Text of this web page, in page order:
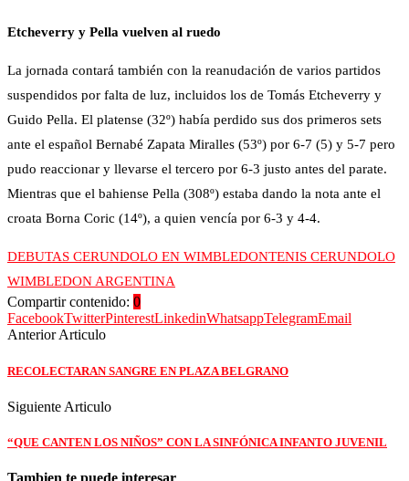
Etcheverry y Pella vuelven al ruedo
La jornada contará también con la reanudación de varios partidos
suspendidos por falta de luz, incluidos los de Tomás Etcheverry y
Guido Pella. El platense (32º) había perdido sus dos primeros sets
ante el español Bernabé Zapata Miralles (53º) por 6-7 (5) y 5-7 pero
pudo reaccionar y llevarse el tercero por 6-3 justo antes del parate.
Mientras que el bahiense Pella (308º) estaba dando la nota ante el
croata Borna Coric (14º), a quien vencía por 6-3 y 4-4.
DEBUTAS CERUNDOLO EN WIMBLEDONTENIS CERUNDOLO
WIMBLEDON ARGENTINA
Compartir contenido: 0
FacebookTwitterPinterestLinkedinWhatsappTelegramEmail
Anterior Articulo
RECOLECTARAN SANGRE EN PLAZA BELGRANO
Siguiente Articulo
“QUE CANTEN LOS NIÑOS” CON LA SINFÓNICA INFANTO JUVENIL
Tambien te puede interesar